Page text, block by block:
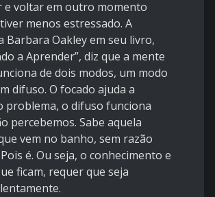
e voltar em outro momento
menos estressado. A
Barbara Oakley em seu livro,
a Aprender”, diz que a mente
de dois modos, um modo
difuso. O focado ajuda a
problema, o difuso funciona
percebemos. Sabe aquela
vem no banho, sem razão
é. Ou seja, o conhecimento e
ficam, requer que seja